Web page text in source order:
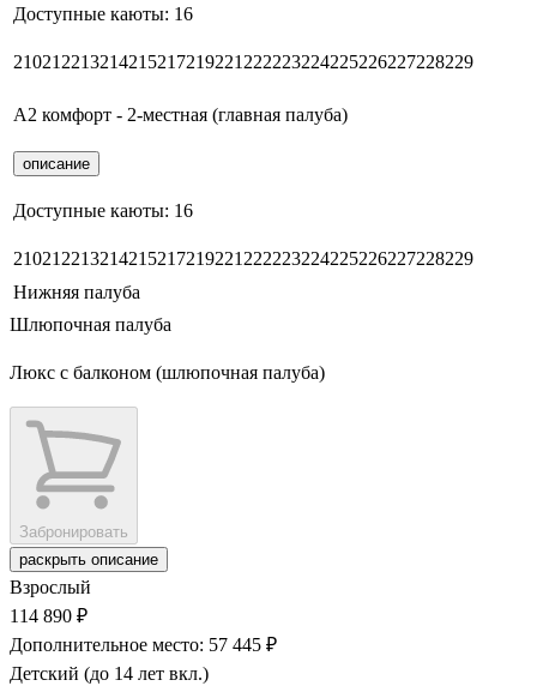
Доступные каюты: 16
210212213214215217219221 222223224225226227228229
А2 комфорт - 2-местная (главная палуба)
описание
Доступные каюты: 16
210212213214215217219221 222223224225226227228229
Нижняя палуба
Шлюпочная палуба
Люкс с балконом (шлюпочная палуба)
Забронировать
раскрыть описание
Взрослый
114 890 ₽
Дополнительное место: 57 445 ₽
Детский (до 14 лет вкл.)